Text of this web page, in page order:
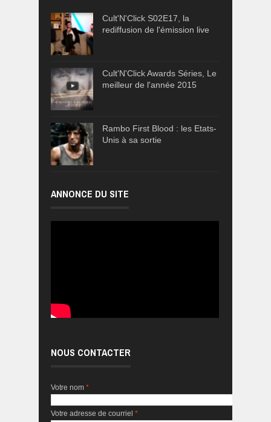
Cult'N'Click S02E17, la
rediffusion de l'émission live
Cult'N'Click Awards Séries, Le
meilleur de l'année 2015
Rambo First Blood : les Etats-
Unis à sa sortie
ANNONCE DU SITE
NOUS CONTACTER
Votre nom *
Votre adresse de courriel *